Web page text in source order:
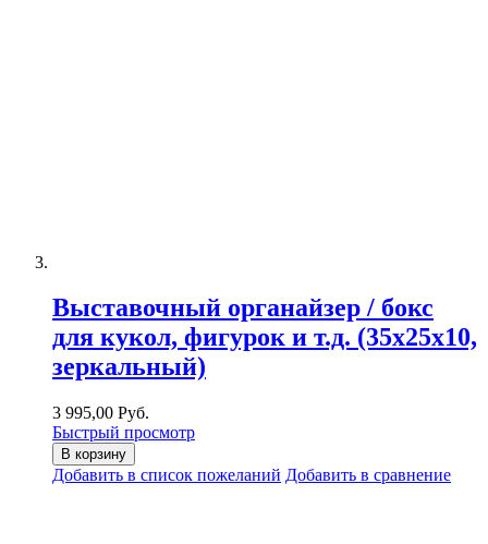
Выставочный органайзер / бокс
для кукол, фигурок и т.д. (35х25х10,
зеркальный)
3 995,00 Руб.
Быстрый просмотр
В корзину
Добавить в список пожеланий Добавить в сравнение